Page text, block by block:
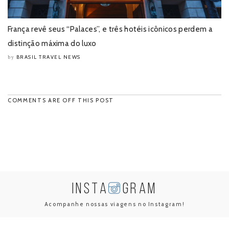
França revê seus “Palaces”, e três hotéis icônicos perdem a
distinção máxima do luxo
by BRASIL TRAVEL NEWS
COMMENTS ARE OFF THIS POST
INSTA GRAM
Acompanhe nossas viagens no Instagram!